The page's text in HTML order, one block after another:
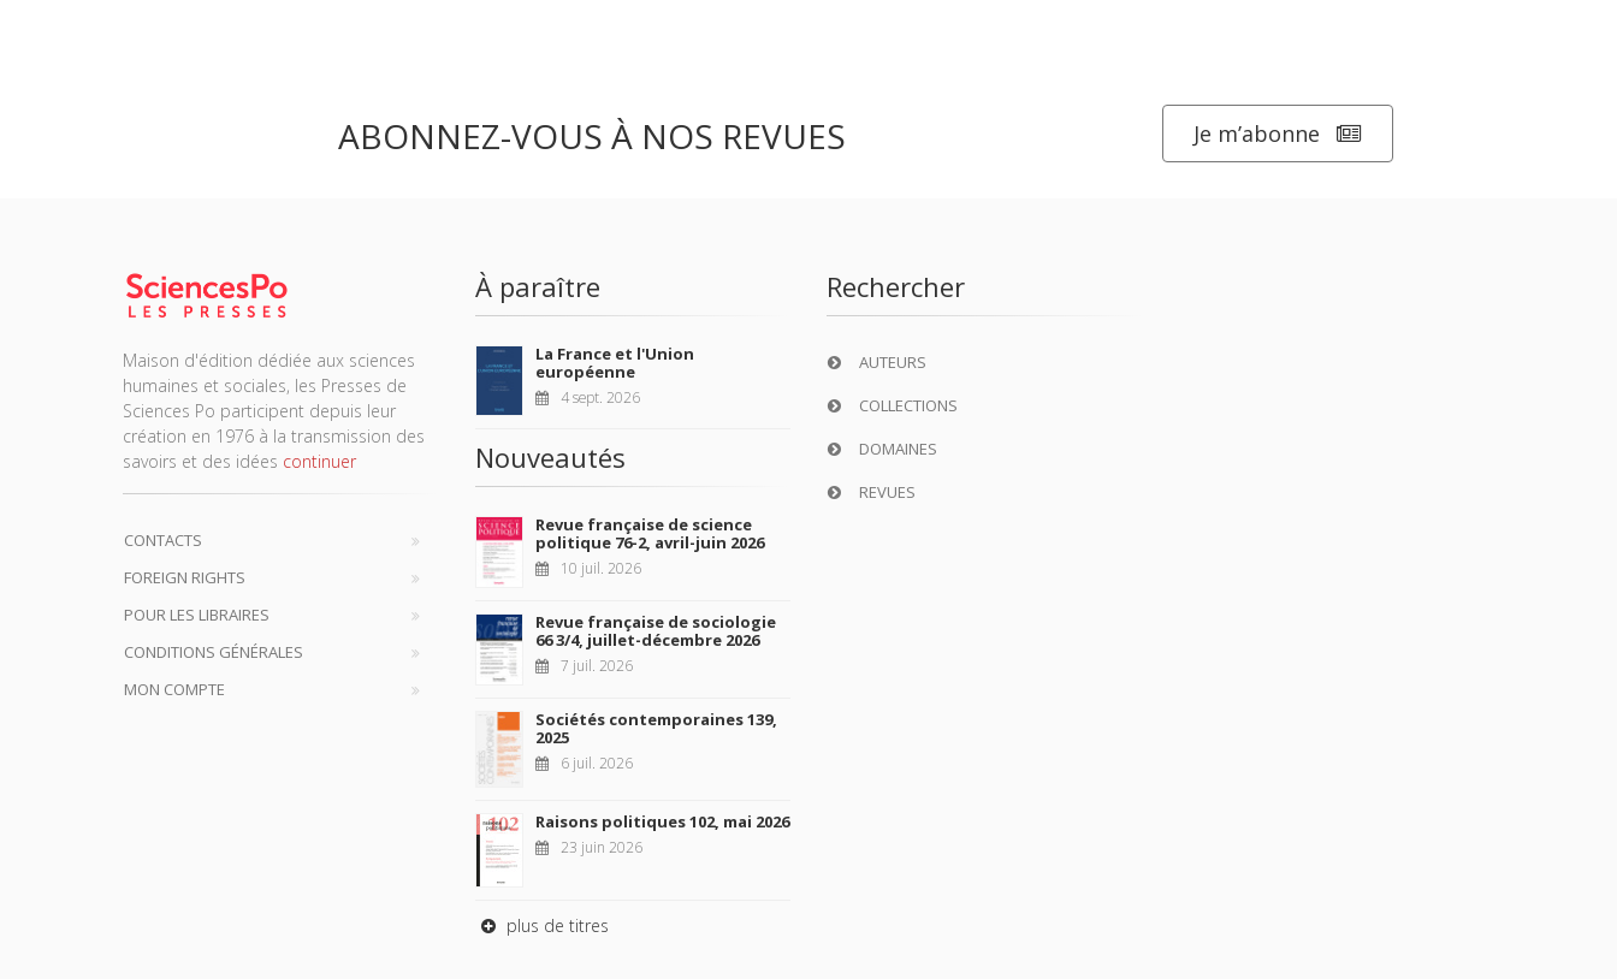
ABONNEZ-VOUS À NOS REVUES Je m’abonne
Maison d'édition dédiée aux sciences
humaines et sociales, les Presses de
Sciences Po participent depuis leur
création en 1976 à la transmission des
savoirs et des idées continuer
CONTACTS
FOREIGN RIGHTS
POUR LES LIBRAIRES
CONDITIONS GÉNÉRALES
MON COMPTE
À paraître
La France et l'Union
européenne
4 sept. 2026
Nouveautés
Revue française de science
politique 76-2, avril-juin 2026
10 juil. 2026
Revue française de sociologie
66 3/4, juillet-décembre 2026
7 juil. 2026
Sociétés contemporaines 139,
2025
6 juil. 2026
Raisons politiques 102, mai 2026
23 juin 2026
plus de titres
Rechercher
AUTEURS
COLLECTIONS
DOMAINES
REVUES